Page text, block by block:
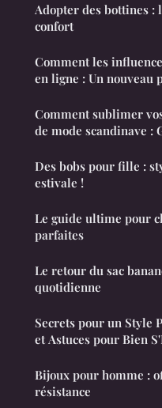
Adopter des bottines
confort
Comment les
en ligne : Un nouveau
Comment sublimer
de mode scandinave :
Des bobs pour fille :
estivale !
Le guide ultime pour
parfaites
Le retour du sac
quotidienne
Secrets pour un Style
et Astuces pour Bien
Bijoux pour homme :
résistance